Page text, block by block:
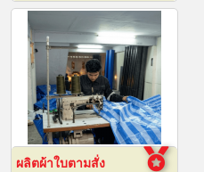
ผลิตผ้าใบตามสั่ง